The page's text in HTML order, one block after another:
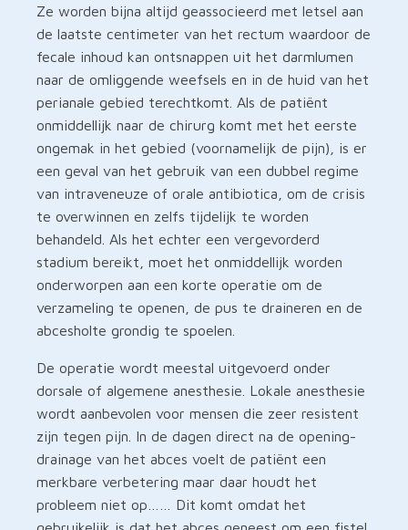
Ze worden bijna altijd geassocieerd met letsel aan
de laatste centimeter van het rectum waardoor de
fecale inhoud kan ontsnappen uit het darmlumen
naar de omliggende weefsels en in de huid van het
perianale gebied terechtkomt. Als de patiënt
onmiddellijk naar de chirurg komt met het eerste
ongemak in het gebied (voornamelijk de pijn), is er
een geval van het gebruik van een dubbel regime
van intraveneuze of orale antibiotica, om de crisis
te overwinnen en zelfs tijdelijk te worden
behandeld. Als het echter een vergevorderd
stadium bereikt, moet het onmiddellijk worden
onderworpen aan een korte operatie om de
verzameling te openen, de pus te draineren en de
abcesholte grondig te spoelen.
De operatie wordt meestal uitgevoerd onder
dorsale of algemene anesthesie. Lokale anesthesie
wordt aanbevolen voor mensen die zeer resistent
zijn tegen pijn. In de dagen direct na de opening-
drainage van het abces voelt de patiënt een
merkbare verbetering maar daar houdt het
probleem niet op…… Dit komt omdat het